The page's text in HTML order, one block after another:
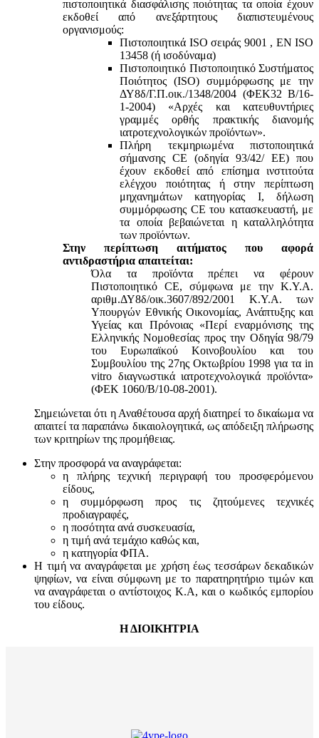
πιστοποιητικά διασφάλισης ποιότητας τα οποία έχουν
εκδοθεί από ανεξάρτητους διαπιστευμένους
οργανισμούς:
Πιστοποιητικά ISO σειράς 9001 , ΕΝ ISO
13458 (ή ισοδύναμα)
Πιστοποιητικό Πιστοποιητικό Συστήματος
Ποιότητος (ISO) συμμόρφωσης με την
ΔΥ8δ/Γ.Π.οικ./1348/2004 (ΦΕΚ32 Β/16-
1-2004) «Αρχές και κατευθυντήριες
γραμμές ορθής πρακτικής διανομής
ιατροτεχνολογικών προϊόντων».
Πλήρη τεκμηριωμένα πιστοποιητικά
σήμανσης CE (οδηγία 93/42/ ΕΕ) που
έχουν εκδοθεί από επίσημα ινστιτούτα
ελέγχου ποιότητας ή στην περίπτωση
μηχανημάτων κατηγορίας Ι, δήλωση
συμμόρφωσης CE του κατασκευαστή, με
τα οποία βεβαιώνεται η καταλληλότητα
των προϊόντων.
Στην περίπτωση αιτήματος που αφορά
αντιδραστήρια απαιτείται:
Όλα τα προϊόντα πρέπει να φέρουν
Πιστοποιητικό CE, σύμφωνα με την Κ.Υ.Α.
αριθμ.ΔΥ8δ/οικ.3607/892/2001 Κ.Υ.Α. των
Υπουργών Εθνικής Οικονομίας, Ανάπτυξης και
Υγείας και Πρόνοιας «Περί εναρμόνισης της
Ελληνικής Νομοθεσίας προς την Οδηγία 98/79
του Ευρωπαϊκού Κοινοβουλίου και του
Συμβουλίου της 27ης Οκτωβρίου 1998 για τα in
vitro διαγνωστικά ιατροτεχνολογικά προϊόντα»
(ΦΕΚ 1060/Β/10-08-2001).
Σημειώνεται ότι η Αναθέτουσα αρχή διατηρεί το δικαίωμα να
απαιτεί τα παραπάνω δικαιολογητικά, ως απόδειξη πλήρωσης
των κριτηρίων της προμήθειας.
Στην προσφορά να αναγράφεται:
η πλήρης τεχνική περιγραφή του προσφερόμενου
είδους,
η συμμόρφωση προς τις ζητούμενες τεχνικές
προδιαγραφές,
η ποσότητα ανά συσκευασία,
η τιμή ανά τεμάχιο καθώς και,
η κατηγορία ΦΠΑ.
Η τιμή να αναγράφεται με χρήση έως τεσσάρων δεκαδικών
ψηφίων, να είναι σύμφωνη με το παρατηρητήριο τιμών και
να αναγράφεται ο αντίστοιχος Κ.Α, και ο κωδικός εμπορίου
του είδους.
Η ΔΙΟΙΚΗΤΡΙΑ